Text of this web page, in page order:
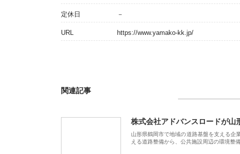
定休日 －
URL https://www.yamako-kk.jp/
関連記事
株式会社アドバンスロードが山
山形県鶴岡市で地域の道路基盤を支える企
える道路整備から、公共施設周辺の環境整